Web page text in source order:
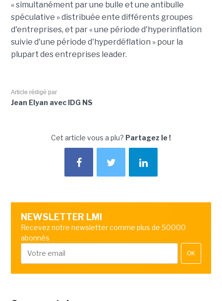
« simultanément par une bulle et une antibulle
spéculative » distribuée ente différents groupes
d'entreprises, et par « une période d'hyperinflation
suivie d'une période d'hyperdéflation » pour la
plupart des entreprises leader.
Article rédigé par
Jean Elyan avec IDG NS
Cet article vous a plu? Partagez le !
NEWSLETTER LMI
Recevez notre newsletter comme plus de 50000
abonnés
OK